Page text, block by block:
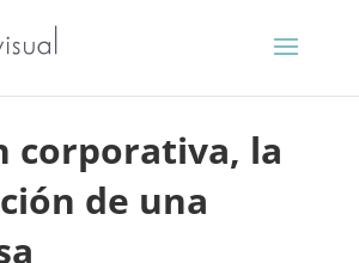
corporativa, la
de una